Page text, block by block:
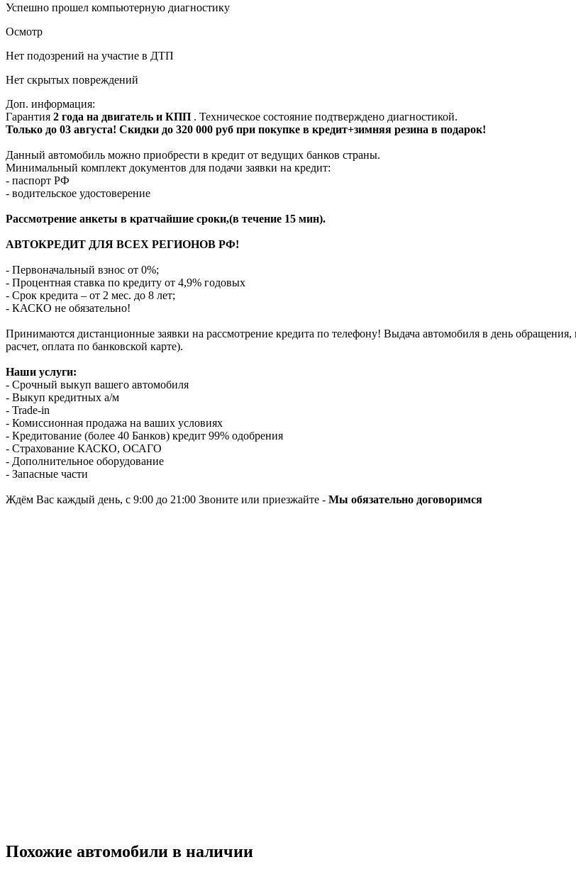
Успешно прошел компьютерную диагностику
Осмотр
Нет подозрений на участие в ДТП
Нет скрытых повреждений
Доп. информация:
Гарантия 2 года на двигатель и КПП . Техническое состояние подтверждено диагностикой.
Только до 03 августа! Скидки до 320 000 руб при покупке в кредит+зимняя резина в подарок!
Данный автомобиль можно приобрести в кредит от ведущих банков страны.
Минимальный комплект документов для подачи заявки на кредит:
- паспорт РФ
- водительское удостоверение
Рассмотрение анкеты в кратчайшие сроки,(в течение 15 мин).
АВТОКРЕДИТ ДЛЯ ВСЕХ РЕГИОНОВ РФ!
- Первоначальный взнос от 0%;
- Процентная ставка по кредиту от 4,9% годовых
- Срок кредита – от 2 мес. до 8 лет;
- КАСКО не обязательно!
Принимаются дистанционные заявки на рассмотрение кредита по телефону! Выдача автомобиля в день
расчет, оплата по банковской карте).
Наши услуги:
- Срочный выкуп вашего автомобиля
- Выкуп кредитных а/м
- Trade-in
- Комиссионная продажа на ваших условиях
- Кредитование (более 40 Банков) кредит 99% одобрения
- Страхование КАСКО, ОСАГО
- Дополнительное оборудование
- Запасные части
Ждём Вас каждый день, с 9:00 до 21:00 Звоните или приезжайте - Мы обязательно договоримся
Похожие автомобили в наличии